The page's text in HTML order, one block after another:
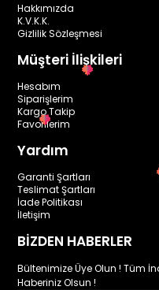
Hakkımızda
K.V.K.K.
Gizlilik Sözleşmesi
Müşteri İlişkileri
Hesabım
Siparişlerim
Kargo Takip
Favorilerim
Yardım
Garanti Şartları
Teslimat Şartları
İade Politikası
İletişim
BİZDEN HABERLER
Bültenimize Üye Olun ! Tüm
Haberiniz Olsun !